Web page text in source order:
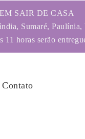
SAIR DE CASA
Sumaré,
11 horas serão
Contato